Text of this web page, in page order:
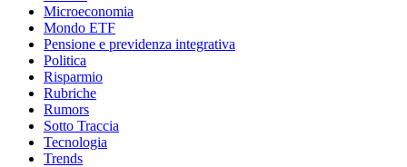
Microeconomia
Mondo ETF
Pensione e previdenza integrativa
Politica
Risparmio
Rubriche
Rumors
Sotto Traccia
Tecnologia
Trends